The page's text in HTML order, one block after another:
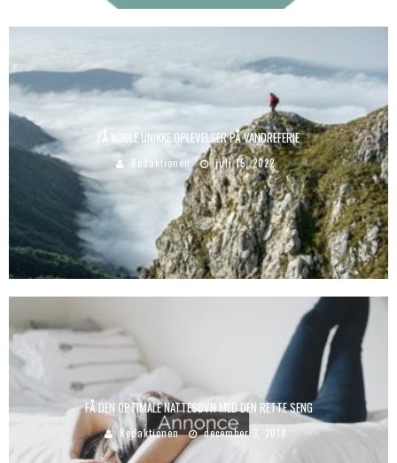
FÅ NOGLE UNIKKE OPLEVELSER PÅ VANDREFERIE
Redaktionen juli 15, 2022
FÅ DEN OPTIMALE NATTESØVN MED DEN RETTE SENG
Redaktionen december 3, 2018